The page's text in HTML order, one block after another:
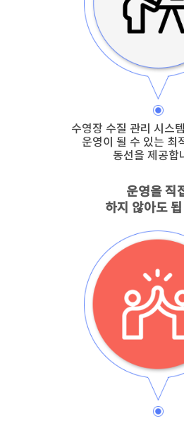
수영장 수질 관리 시스
운영이 될 수 있는 최
동선을 제공합
운영을 직
하지 않아도